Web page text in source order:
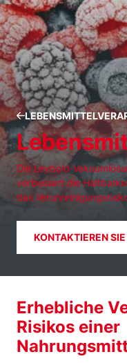
Die Leybold-
verbessert die
das
KONTAKTIEREN
Erhebliche
Risikos einer